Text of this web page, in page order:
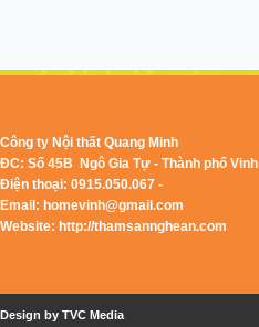
Công ty Nội thất Quang Minh
ĐC: Số 45B Ngô Gia Tự - Thành phố Vinh
Điện thoại: 0915.050.067 -
Email: homevinh@gmail.com
Website: http://thamsannghean.com
Design by TVC Media